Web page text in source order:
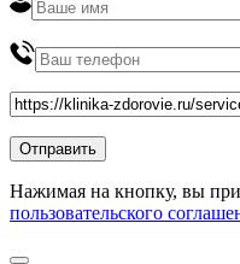
Нажимая на кнопку, вы
пользовательского